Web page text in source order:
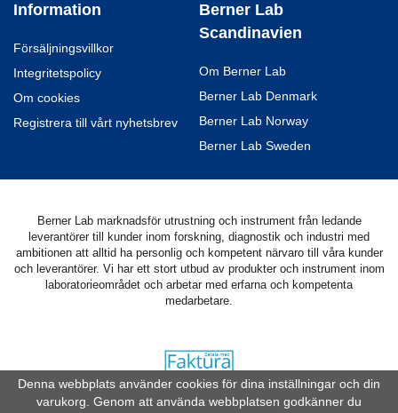
Information
Försäljningsvillkor
Integritetspolicy
Om cookies
Registrera till vårt nyhetsbrev
Berner Lab
Scandinavien
Om Berner Lab
Berner Lab Denmark
Berner Lab Norway
Berner Lab Sweden
Berner Lab marknadsför utrustning och instrument från ledande
leverantörer till kunder inom forskning, diagnostik och industri med
ambitionen att alltid ha personlig och kompetent närvaro till våra kunder
och leverantörer. Vi har ett stort utbud av produkter och instrument inom
laboratorieområdet och arbetar med erfarna och kompetenta
medarbetare.
Drift & produktion:Wikinggruppen
Denna webbplats använder cookies för dina inställningar och din
varukorg. Genom att använda webbplatsen godkänner du